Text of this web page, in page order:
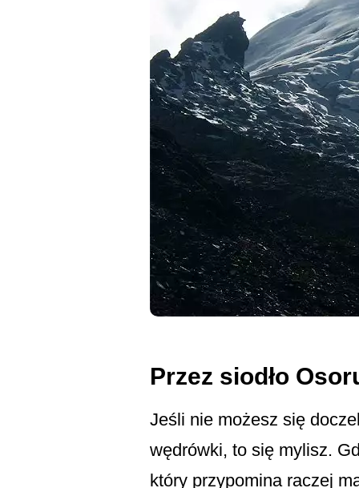
Przez siodło
Jeśli nie możesz się
wędrówki, to się mylisz.
który przypomina raczej